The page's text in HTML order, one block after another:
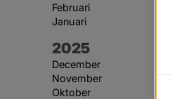
Februari
Januari
År:
2025
December
November
Oktober